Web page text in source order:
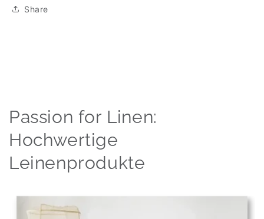
Share
Passion for Linen:
Hochwertige
Leinenprodukte